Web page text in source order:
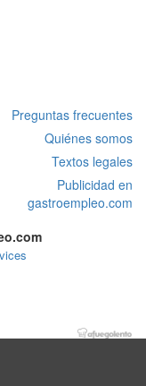
Preguntas frecuentes
Quiénes somos
Textos legales
Publicidad en
gastroempleo.com